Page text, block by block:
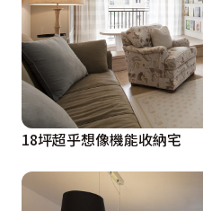
18坪超乎想像機能收納宅